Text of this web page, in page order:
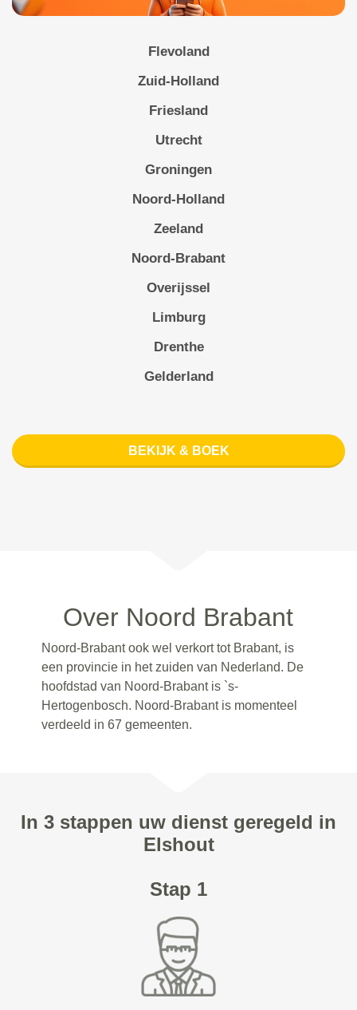
Flevoland
Zuid-Holland
Friesland
Utrecht
Groningen
Noord-Holland
Zeeland
Noord-Brabant
Overijssel
Limburg
Drenthe
Gelderland
BEKIJK & BOEK
Over Noord Brabant
Noord-Brabant ook wel verkort tot Brabant, is
een provincie in het zuiden van Nederland. De
hoofdstad van Noord-Brabant is `s-
Hertogenbosch. Noord-Brabant is momenteel
verdeeld in 67 gemeenten.
In 3 stappen uw dienst geregeld in
Elshout
Stap 1